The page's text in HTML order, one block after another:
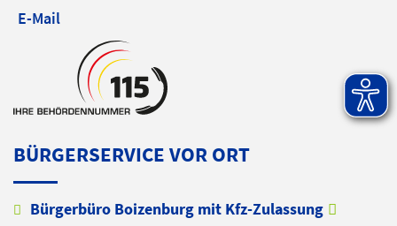
E-Mail
BÜRGERSERVICE VOR ORT
Bürgerbüro Boizenburg mit Kfz-Zulassung